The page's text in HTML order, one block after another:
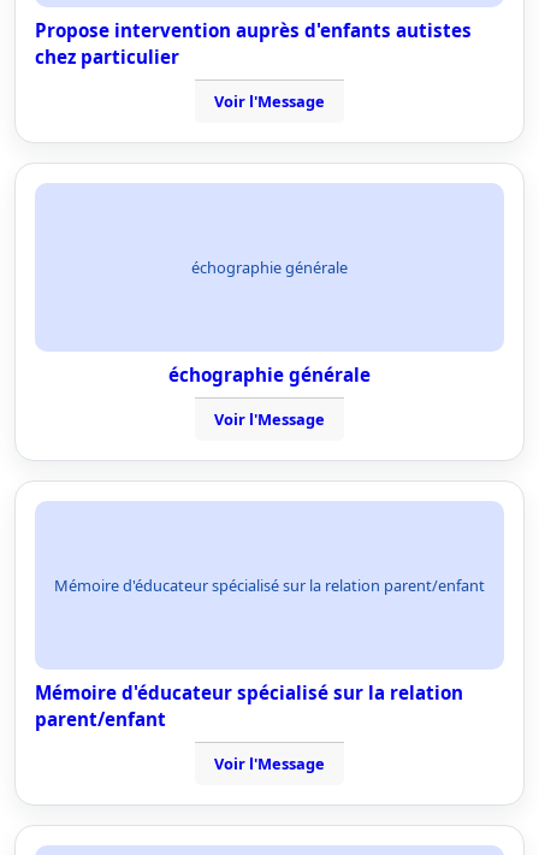
Propose intervention auprès d'enfants autistes
chez particulier
Voir l'Message
échographie générale
échographie générale
Voir l'Message
Mémoire d'éducateur spécialisé sur la relation parent/enfant
Mémoire d'éducateur spécialisé sur la relation
parent/enfant
Voir l'Message